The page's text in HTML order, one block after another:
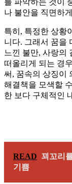
나 불안을 직면하
특히, 특정한 상황
니다. 그래서 꿈을
느낀 불만, 사랑의
떠올리게 되는 경
써, 꿈속의 상징이
해결책을 모색할
한 보다 구체적인
READ 꾀꼬리
기쁨